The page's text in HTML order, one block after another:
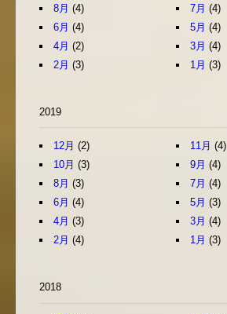
8月 (4) 7月 (4)
6月 (4) 5月 (4)
4月 (2) 3月 (4)
2月 (3) 1月 (3)
2019
12月 (2) 11月 (4)
10月 (3) 9月 (4)
8月 (3) 7月 (4)
6月 (4) 5月 (3)
4月 (3) 3月 (4)
2月 (4) 1月 (3)
2018